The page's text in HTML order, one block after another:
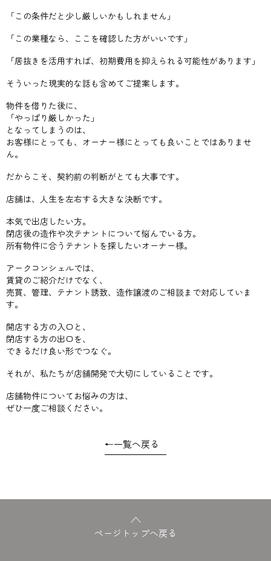
「この条件だと少し厳しいかもしれません」
「この業種なら、ここを確認した方がいいです」
「居抜きを活用すれば、初期費用を抑えられる可能性があります」
そういった現実的な話も含めてご提案します。
物件を借りた後に、
「やっぱり厳しかった」
となってしまうのは、
お客様にとっても、オーナー様にとっても良いことではありませ
ん。
だからこそ、契約前の判断がとても大事です。
店舗は、人生を左右する大きな決断です。
本気で出店したい方。
閉店後の造作や次テナントについて悩んでいる方。
所有物件に合うテナントを探したいオーナー様。
アークコンシェルでは、
賃貸のご紹介だけでなく、
売買、管理、テナント誘致、造作譲渡のご相談まで対応していま
す。
開店する方の入口と、
閉店する方の出口を、
できるだけ良い形でつなぐ。
それが、私たちが店舗開発で大切にしていることです。
店舗物件についてお悩みの方は、
ぜひ一度ご相談ください。
←一覧へ戻る
ページトップへ戻る